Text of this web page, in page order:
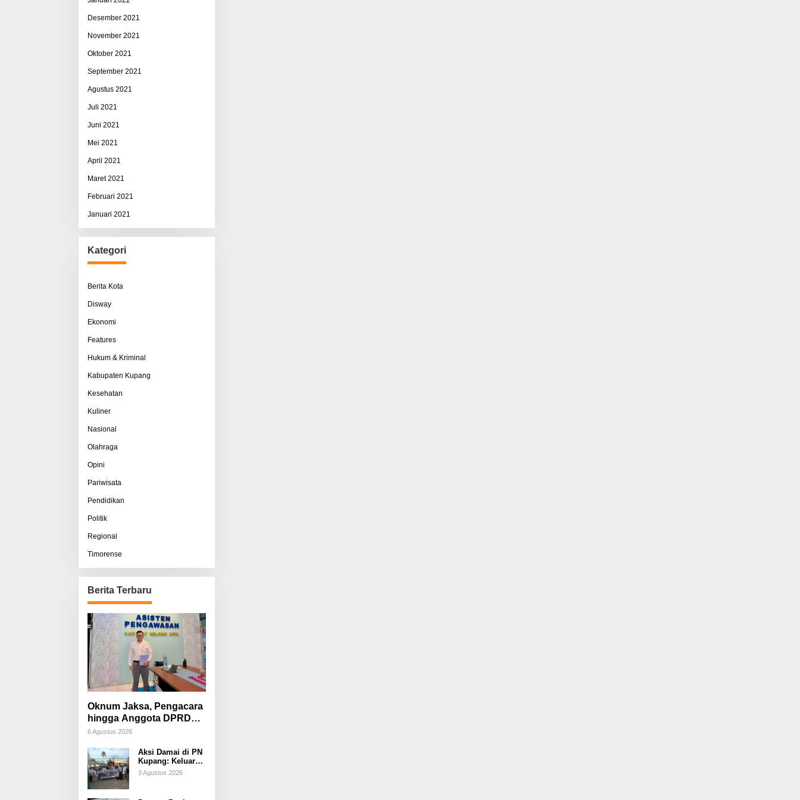
Desember 2021
November 2021
Oktober 2021
September 2021
Agustus 2021
Juli 2021
Juni 2021
Mei 2021
April 2021
Maret 2021
Februari 2021
Januari 2021
Kategori
Berita Kota
Disway
Ekonomi
Features
Hukum & Kriminal
Kabupaten Kupang
Kesehatan
Kuliner
Nasional
Olahraga
Opini
Pariwisata
Pendidikan
Politik
Regional
Timorense
Berita Terbaru
Oknum Jaksa, Pengacara
hingga Anggota DPRD
Diduga Terlibat, Sisco
Pemerasan Terorganisir
6 Agustus 2026
Aksi Damai di PN
Kupang: Keluarga
Tuding Proses
Hukum Kasus
3 Agustus 2026